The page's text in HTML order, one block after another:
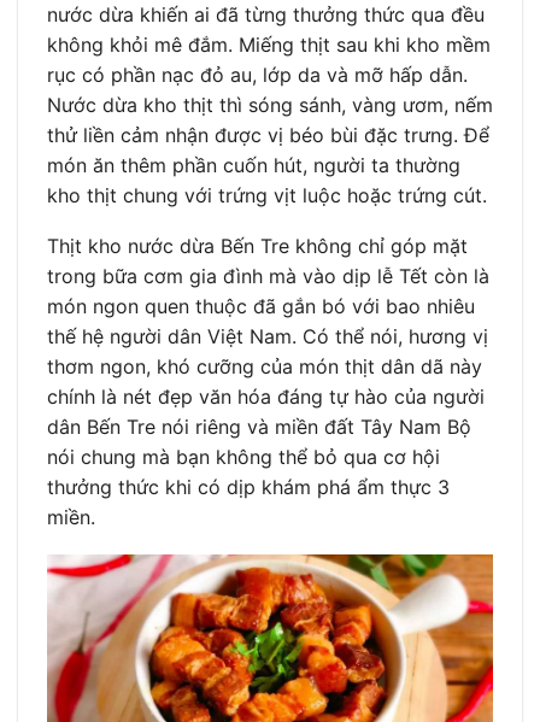
nước dừa khiến ai đã từng thưởng thức qua đều
không khỏi mê đắm. Miếng thịt sau khi kho mềm
rục có phần nạc đỏ au, lớp da và mỡ hấp dẫn.
Nước dừa kho thịt thì sóng sánh, vàng ươm, nếm
thử liền cảm nhận được vị béo bùi đặc trưng. Để
món ăn thêm phần cuốn hút, người ta thường
kho thịt chung với trứng vịt luộc hoặc trứng cút.
Thịt kho nước dừa Bến Tre không chỉ góp mặt
trong bữa cơm gia đình mà vào dịp lễ Tết còn là
món ngon quen thuộc đã gắn bó với bao nhiêu
thế hệ người dân Việt Nam. Có thể nói, hương vị
thơm ngon, khó cưỡng của món thịt dân dã này
chính là nét đẹp văn hóa đáng tự hào của người
dân Bến Tre nói riêng và miền đất Tây Nam Bộ
nói chung mà bạn không thể bỏ qua cơ hội
thưởng thức khi có dịp khám phá ẩm thực 3
miền.